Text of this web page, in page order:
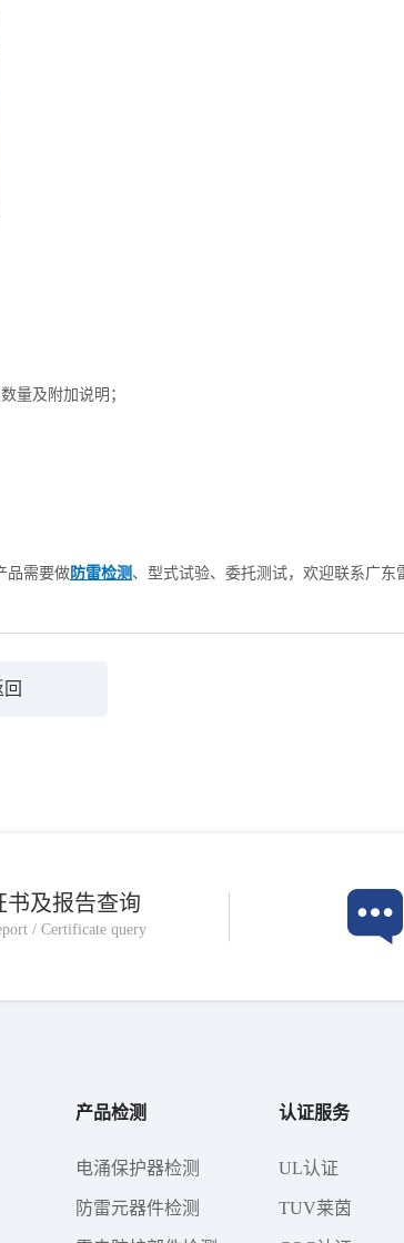
量及附加说明；
品需要做防雷检测 、型式试验、委托测试，欢迎联系广东
书及报告查询
/ Certificate query
产品检测
电涌保护器检测
防雷元器件检测
认证服务
UL认证
TUV莱茵